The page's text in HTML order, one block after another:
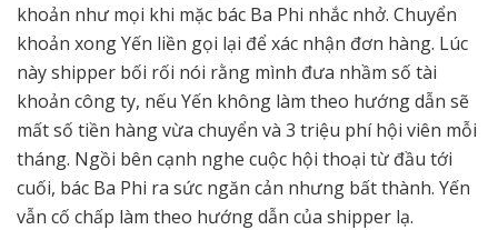
khoản như mọi khi mặc bác Ba Phi nhắc nhở. Chuyển
khoản xong Yến liền gọi lại để xác nhận đơn hàng. Lúc
này shipper bối rối nói rằng mình đưa nhầm số tài
khoản công ty, nếu Yến không làm theo hướng dẫn sẽ
mất số tiền hàng vừa chuyển và 3 triệu phí hội viên mỗi
tháng. Ngồi bên cạnh nghe cuộc hội thoại từ đầu tới
cuối, bác Ba Phi ra sức ngăn cản nhưng bất thành. Yến
vẫn cố chấp làm theo hướng dẫn của shipper lạ.